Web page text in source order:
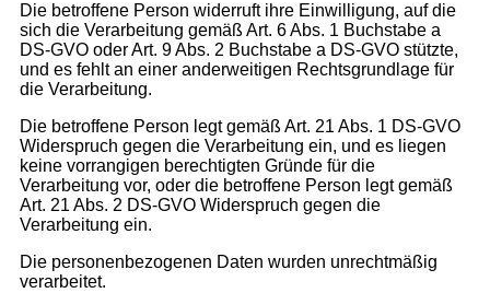
Die betroffene Person widerruft ihre Einwilligung, auf die
sich die Verarbeitung gemäß Art. 6 Abs. 1 Buchstabe a
DS-GVO oder Art. 9 Abs. 2 Buchstabe a DS-GVO stützte,
und es fehlt an einer anderweitigen Rechtsgrundlage für
die Verarbeitung.
Die betroffene Person legt gemäß Art. 21 Abs. 1 DS-GVO
Widerspruch gegen die Verarbeitung ein, und es liegen
keine vorrangigen berechtigten Gründe für die
Verarbeitung vor, oder die betroffene Person legt gemäß
Art. 21 Abs. 2 DS-GVO Widerspruch gegen die
Verarbeitung ein.
Die personenbezogenen Daten wurden unrechtmäßig
verarbeitet.